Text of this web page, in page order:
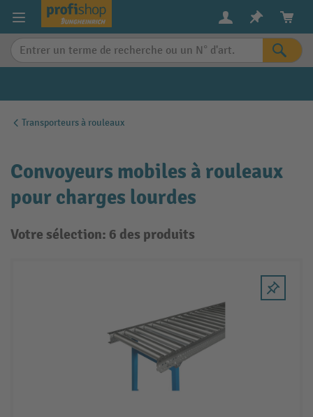
content
Transporteurs à rouleaux
Convoyeurs mobiles à rouleaux
pour charges lourdes
Votre sélection: 6 des produits